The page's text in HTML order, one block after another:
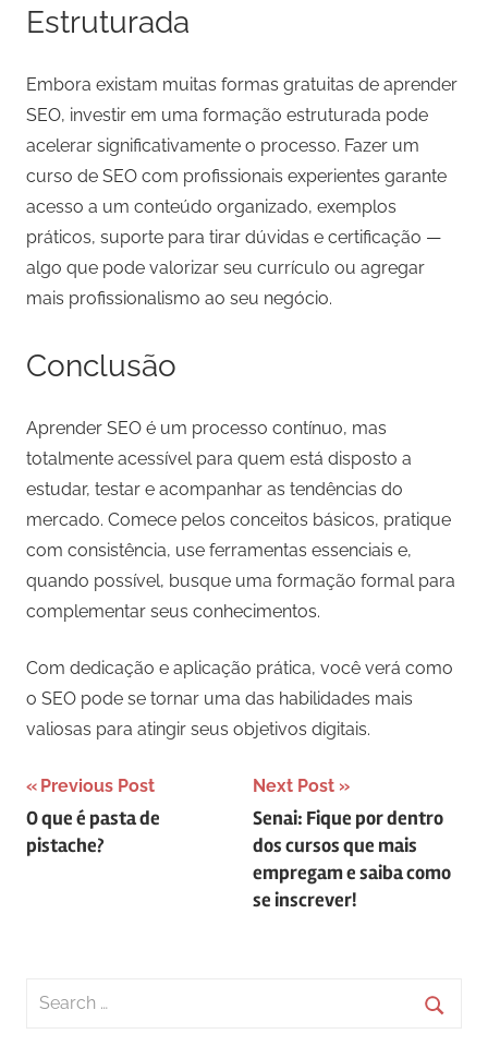
Estruturada
Embora existam muitas formas gratuitas de aprender
SEO, investir em uma formação estruturada pode
acelerar significativamente o processo. Fazer um
curso de SEO com profissionais experientes garante
acesso a um conteúdo organizado, exemplos
práticos, suporte para tirar dúvidas e certificação —
algo que pode valorizar seu currículo ou agregar
mais profissionalismo ao seu negócio.
Conclusão
Aprender SEO é um processo contínuo, mas
totalmente acessível para quem está disposto a
estudar, testar e acompanhar as tendências do
mercado. Comece pelos conceitos básicos, pratique
com consistência, use ferramentas essenciais e,
quando possível, busque uma formação formal para
complementar seus conhecimentos.
Com dedicação e aplicação prática, você verá como
o SEO pode se tornar uma das habilidades mais
valiosas para atingir seus objetivos digitais.
Navegação
de
Previous Post
O que é pasta de
pistache?
Next Post
Senai: Fique por dentro
dos cursos que mais
empregam e saiba como
se inscrever!
Search